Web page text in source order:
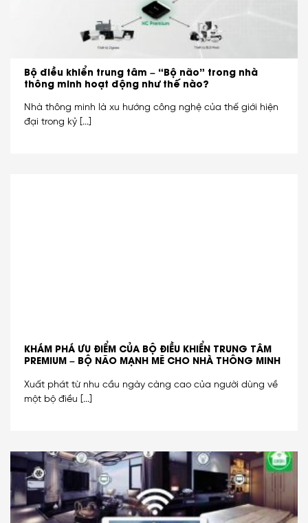
Bộ điều khiển trung tâm – “Bộ não” trong nhà
thông minh hoạt động như thế nào?
Nhà thông minh là xu hướng công nghệ của thế giới hiện
đại trong kỷ [...]
KHÁM PHÁ ƯU ĐIỂM CỦA BỘ ĐIỀU KHIỂN TRUNG TÂM
PREMIUM – BỘ NÃO MẠNH MẼ CHO NHÀ THÔNG MINH
Xuất phát từ nhu cầu ngày càng cao của người dùng về
một bộ điều [...]